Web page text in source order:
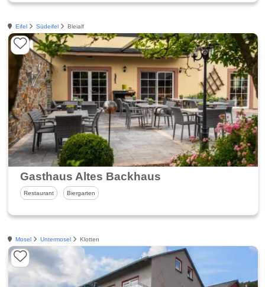
Eifel Südeifel Bleialf
Gasthaus Altes Backhaus
Restaurant Biergarten
Mosel Untermosel Klotten